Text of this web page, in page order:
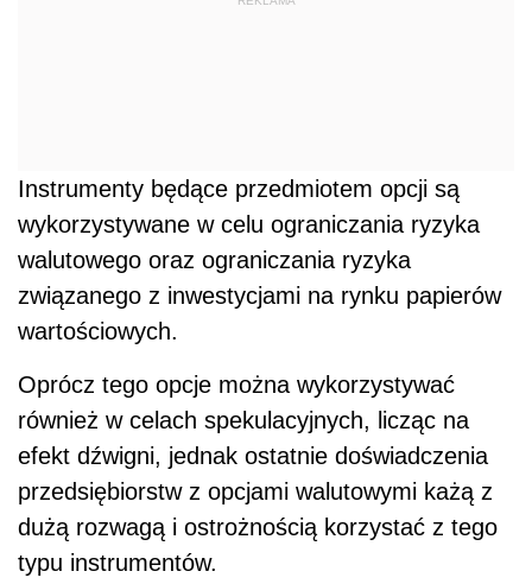
Instrumenty będące przedmiotem opcji są
wykorzystywane w celu ograniczania ryzyka
walutowego oraz ograniczania ryzyka
związanego z inwestycjami na rynku papierów
wartościowych.
Oprócz tego opcje można wykorzystywać
również w celach spekulacyjnych, licząc na
efekt dźwigni, jednak ostatnie doświadczenia
przedsiębiorstw z opcjami walutowymi każą z
dużą rozwagą i ostrożnością korzystać z tego
typu instrumentów.